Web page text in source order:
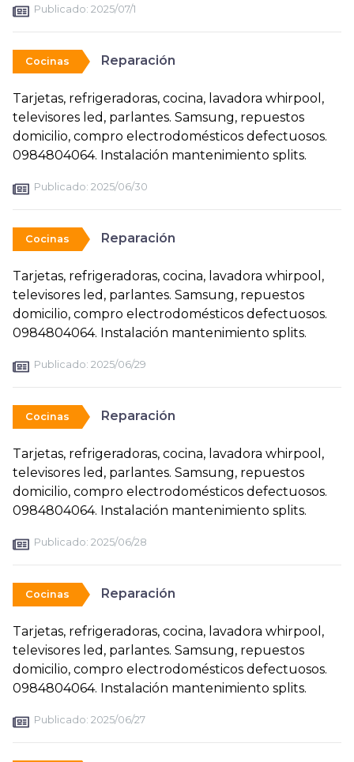
Publicado: 2025/07/1
Cocinas Reparación
Tarjetas, refrigeradoras, cocina, lavadora whirpool,
televisores led, parlantes. Samsung, repuestos
domicilio, compro electrodomésticos defectuosos.
0984804064. Instalación mantenimiento splits.
Publicado: 2025/06/30
Cocinas Reparación
Tarjetas, refrigeradoras, cocina, lavadora whirpool,
televisores led, parlantes. Samsung, repuestos
domicilio, compro electrodomésticos defectuosos.
0984804064. Instalación mantenimiento splits.
Publicado: 2025/06/29
Cocinas Reparación
Tarjetas, refrigeradoras, cocina, lavadora whirpool,
televisores led, parlantes. Samsung, repuestos
domicilio, compro electrodomésticos defectuosos.
0984804064. Instalación mantenimiento splits.
Publicado: 2025/06/28
Cocinas Reparación
Tarjetas, refrigeradoras, cocina, lavadora whirpool,
televisores led, parlantes. Samsung, repuestos
domicilio, compro electrodomésticos defectuosos.
0984804064. Instalación mantenimiento splits.
Publicado: 2025/06/27